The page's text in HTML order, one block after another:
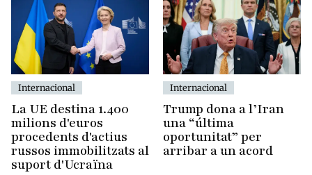
Internacional
La UE destina 1.400
milions d'euros
procedents d'actius
russos immobilitzats al
suport d'Ucraïna
Internacional
Trump dona a l’Iran
una “última
oportunitat” per
arribar a un acord